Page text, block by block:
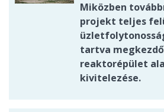
Miközben
projekt teljes
tartva
reaktorépület
kivitelezése.